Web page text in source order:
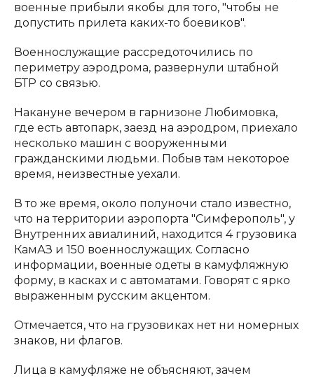
военные прибыли якобы для того, "чтобы не
допустить прилета каких-то боевиков".
Военнослужащие рассредоточились по
периметру аэродрома, развернули штабной
БТР со связью.
Накануне вечером в гарнизоне Любимовка,
где есть автопарк, заезд на аэродром, приехало
несколько машин с вооруженными
гражданскими людьми. Побыв там некоторое
время, неизвестные уехали.
В то же время, около полуночи стало известно,
что на территории аэропорта "Симферополь", у
Внутренних авиалиний, находится 4 грузовика
КамАЗ и 150 военнослужащих. Согласно
информации, военные одеты в камуфляжную
форму, в касках и с автоматами. Говорят с ярко
выраженным русским акцентом.
Отмечается, что на грузовиках нет ни номерных
знаков, ни флагов.
Лица в камуфляже не объясняют, зачем